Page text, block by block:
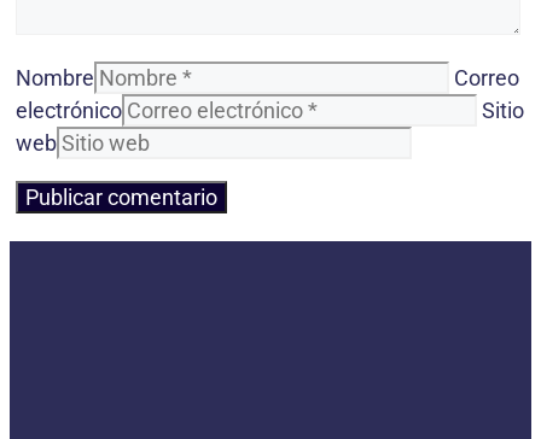
Nombre
Correo
electrónico
Sitio
web